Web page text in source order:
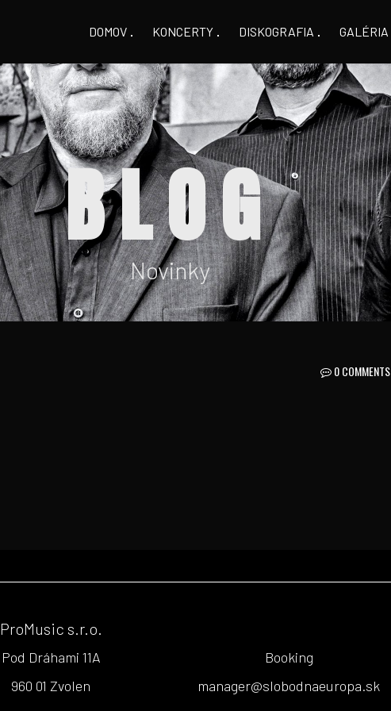
DOMOV KONCERTY DISKOGRAFIA GALÉRIA
BLOG
Novinky
0 COMMENTS
ProMusic s.r.o.
Pod Dráhami 11A
960 01 Zvolen
Booking
manager@slobodnaeuropa.sk